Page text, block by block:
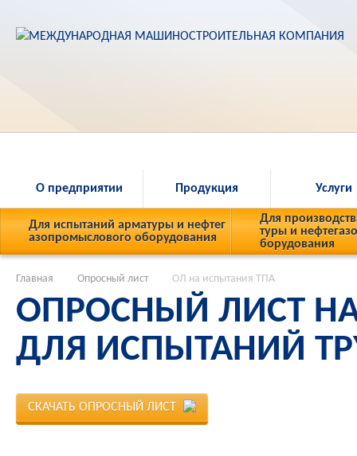
О предприятии Продукция Услуги
Для испытаний арматуры и нефтег
азопромыслового оборудования
Для
туры и
борудования
Главная Опросный лист ОЛ на испытания ТПА
ОПРОСНЫЙ ЛИСТ
ДЛЯ ИСПЫТАНИЙ
СКАЧАТЬ ОПРОСНЫЙ ЛИСТ